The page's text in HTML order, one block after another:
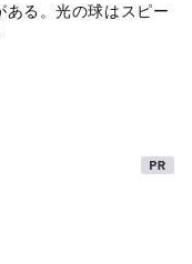
ある。光の球はスピー